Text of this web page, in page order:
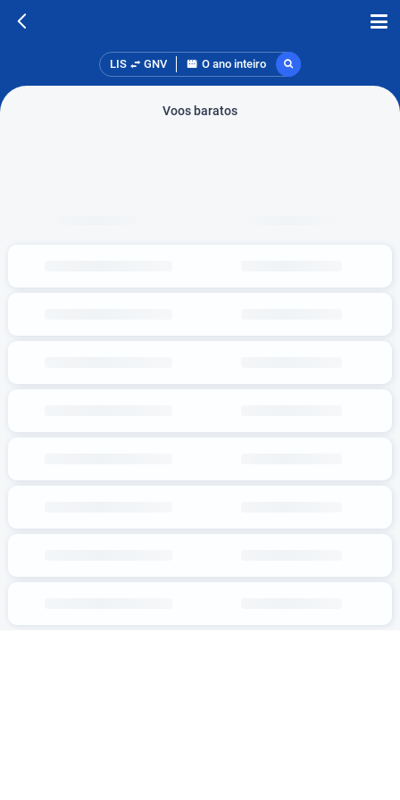
LIS GNV O ano inteiro
Voos baratos